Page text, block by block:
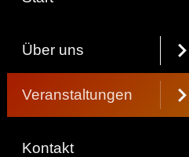
Über uns
Veranstaltungen
Kontakt